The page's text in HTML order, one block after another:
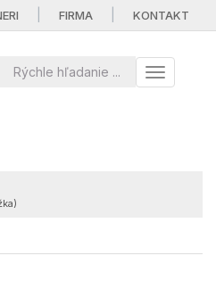
FIRMA KONTAKT
Toggle